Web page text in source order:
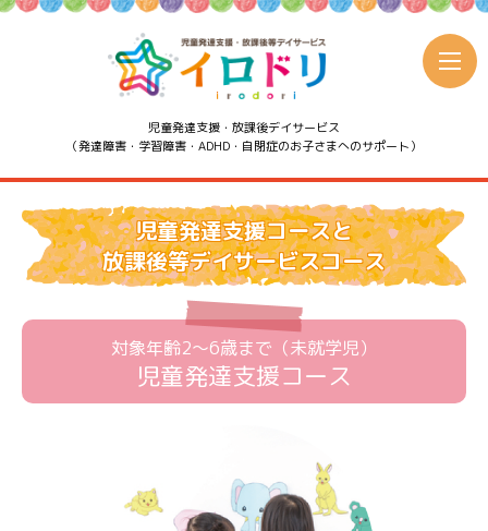
児童発達支援・放課後デイサービス
（発達障害・学習障害・ADHD・自閉症のお子さまへのサポート）
児童発達支援コースと
放課後等デイサービスコース
対象年齢2～6歳まで（未就学児）
児童発達支援コース